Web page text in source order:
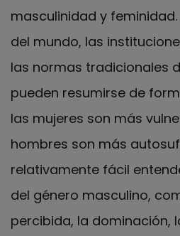
masculinidad y
del mundo, las
las normas tradicionales
pueden resumirse de
las mujeres son más
hombres son más
relativamente fácil
del género masculino,
percibida, la dominación,